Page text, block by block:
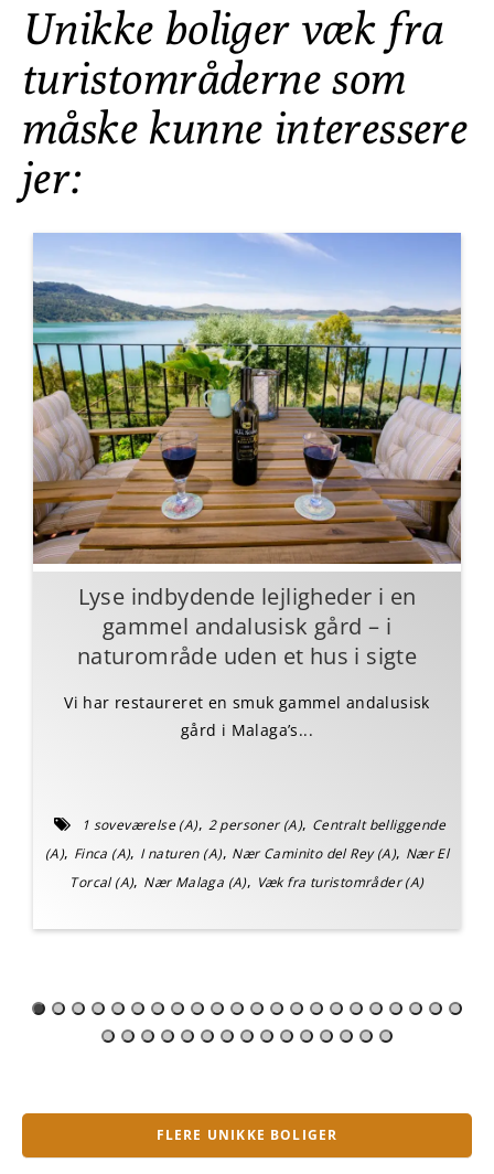
Unikke boliger væk fra
turistområderne som
måske kunne interessere
jer:
Lyse indbydende lejligheder i en
gammel andalusisk gård – i
naturområde uden et hus i sigte
Vi har restaureret en smuk gammel andalusisk
gård i Malaga’s...
1 soveværelse (A), 2 personer (A), Centralt belliggende
(A), Finca (A), I naturen (A), Nær Caminito del Rey (A), Nær El
Torcal (A), Nær Malaga (A), Væk fra turistområder (A)
FLERE UNIKKE BOLIGER